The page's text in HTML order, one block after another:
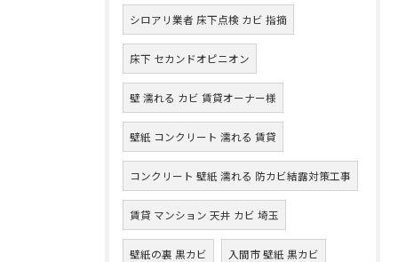
シロアリ業者 床下点検 カビ 指摘
床下 セカンドオピニオン
壁 濡れる カビ 賃貸オーナー様
壁紙 コンクリート 濡れる 賃貸
コンクリート 壁紙 濡れる 防カビ結露対策工事
賃貸 マンション 天井 カビ 埼玉
壁紙の裏 黒カビ 入間市 壁紙 黒カビ